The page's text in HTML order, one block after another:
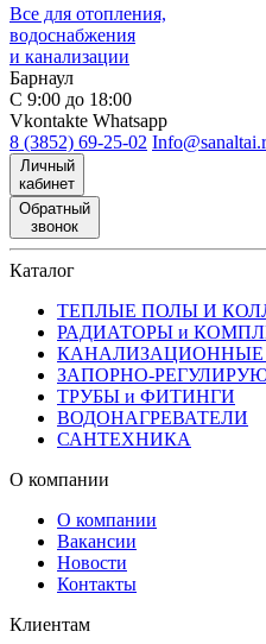
Все для отопления,
водоснабжения
и канализации
Барнаул
С 9:00 до 18:00
Vkontakte Whatsapp
8 (3852) 69-25-02
Личный
кабинет
Обратный
звонок
Каталог
ТЕПЛЫЕ ПОЛЫ И
РАДИАТОРЫ и
ЗАПОРНО-
ТРУБЫ и ФИТИНГИ
ВОДОНАГРЕВАТЕЛИ
САНТЕХНИКА
О компании
О компании
Вакансии
Новости
Контакты
Клиентам